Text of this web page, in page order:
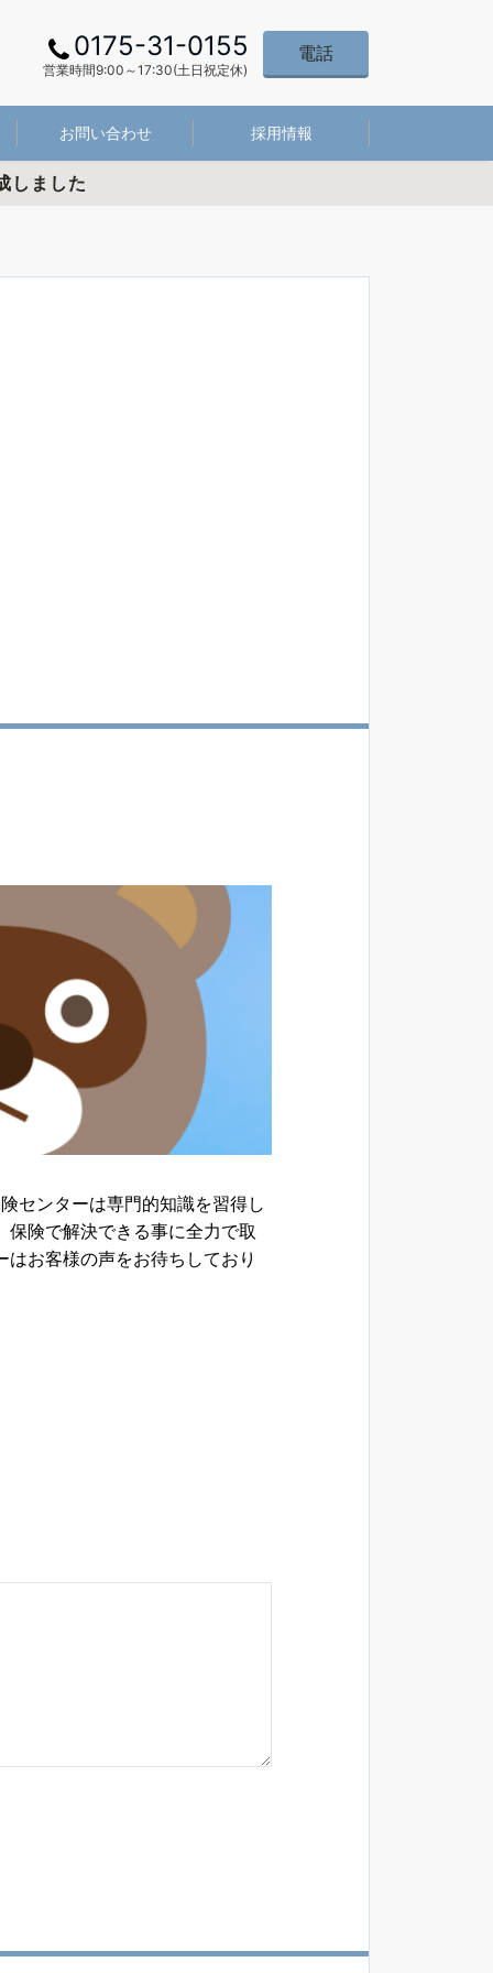
0175-31-0155
営業時間9:00～17:30(土日祝定休)
電話
お問い合わせ 採用情報
しました
センターは専門的知識を習得し
険で解決できる事に全力で取
お客様の声をお待ちしており